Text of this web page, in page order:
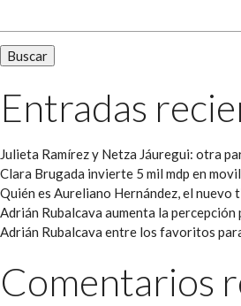
Entradas
Julieta Ramírez y Netza Jáuregui: otra
Clara Brugada invierte 5 mil mdp en
Quién es Aureliano Hernández, el
Adrián Rubalcava aumenta la
Adrián Rubalcava entre los favoritos
Comentarios